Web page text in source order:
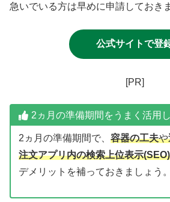
急いでいる方は早めに申請しておき
公式サイトで登
[PR]
2ヵ月の準備期間をうまく活用
2ヵ月の準備期間で、 容器の工夫や
注文アプリ内の検索上位表示
デメリットを補っておきましょう。